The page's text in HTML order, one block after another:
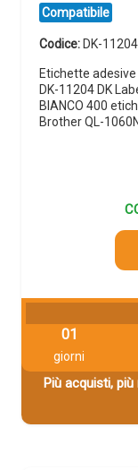
Compatibile
Codice: DK-
Etichette
DK-11204 DK
BIANCO 400
Brother QL-
01
giorni
Più acquisti, più